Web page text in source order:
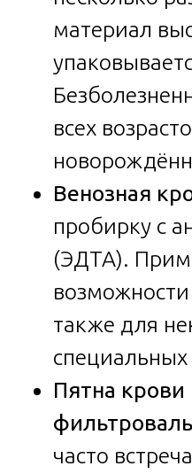
материал
всех
Венозная
пробирку с
(ЭДТА).
возможности
также для
специальных
Пятна
часто